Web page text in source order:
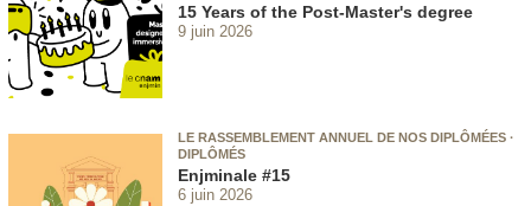
15 Years of the Post-Master's degree
9 juin 2026
LE RASSEMBLEMENT ANNUEL DE NOS DIPLÔMÉES ·
DIPLÔMÉS
Enjminale #15
6 juin 2026